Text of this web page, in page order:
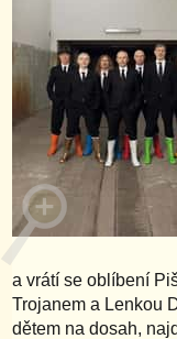
a vrátí se oblíbení
Trojanem a Lenkou
dětem na dosah,